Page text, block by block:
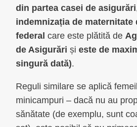
din partea casei de asigurări
indemnizația de maternitate
federal care este plătită de
de Asigurări și este de
singură dată).
Reguli similare se aplică
minicampuri – dacă nu au
sănătate (de exemplu, sunt